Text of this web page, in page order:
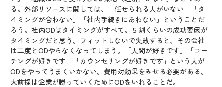
る。外部リソースに関しては、「任せられる人がいない」「タ
イミングが合わない」「社内手続きにあわない」ということだ
ろう。社内ODはタイミングがすべて。５割くらいの成功要因が
タイミングだと思う。フィットしないで失敗すると、その会社
は二度とODやらなくなってしまう。「人間が好きです」「コー
チングが好きです」「カウンセリングが好きです」という人が
ODをやってうまくいかない。費用対効果をみせる必要がある。
大前提は企業が勝っていくためにODをいれることだ。